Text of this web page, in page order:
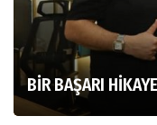
BİR BAŞARI